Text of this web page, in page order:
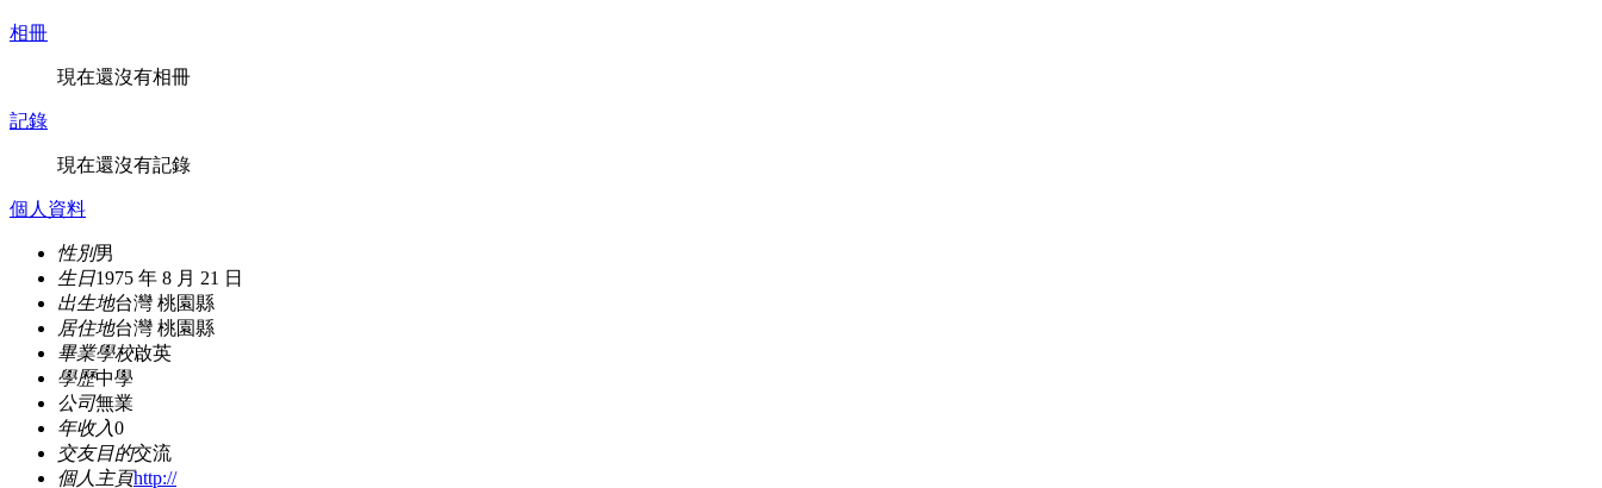
相冊
現在還沒有相冊
記錄
現在還沒有記錄
個人資料
性別男
生日1975 年 8 月 21 日
出生地台灣 桃園縣
居住地台灣 桃園縣
畢業學校啟英
學歷中學
公司無業
年收入0
交友目的交流
個人主頁http://